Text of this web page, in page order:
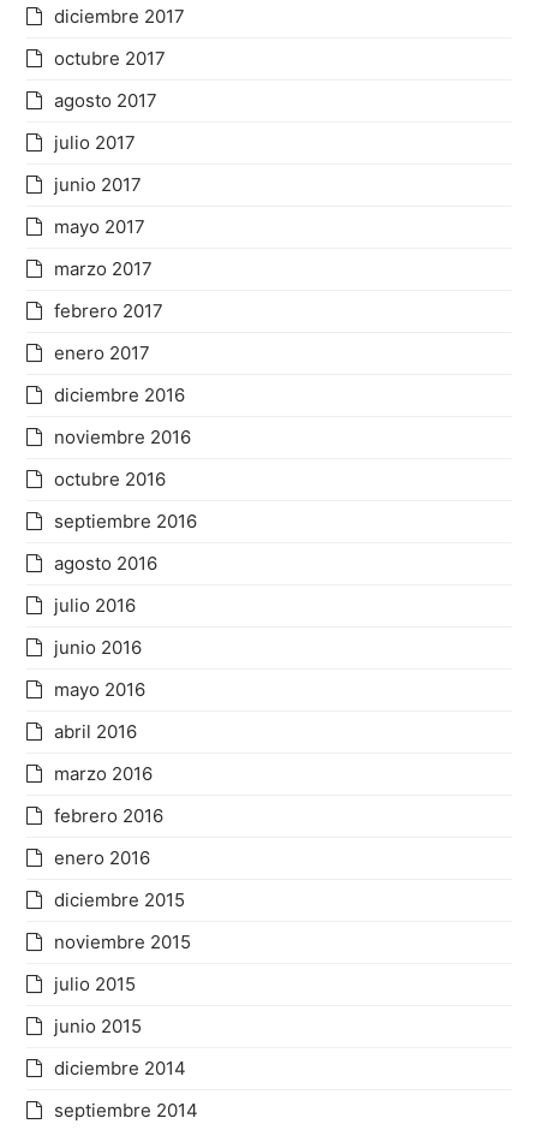
diciembre 2017
octubre 2017
agosto 2017
julio 2017
junio 2017
mayo 2017
marzo 2017
febrero 2017
enero 2017
diciembre 2016
noviembre 2016
octubre 2016
septiembre 2016
agosto 2016
julio 2016
junio 2016
mayo 2016
abril 2016
marzo 2016
febrero 2016
enero 2016
diciembre 2015
noviembre 2015
julio 2015
junio 2015
diciembre 2014
septiembre 2014